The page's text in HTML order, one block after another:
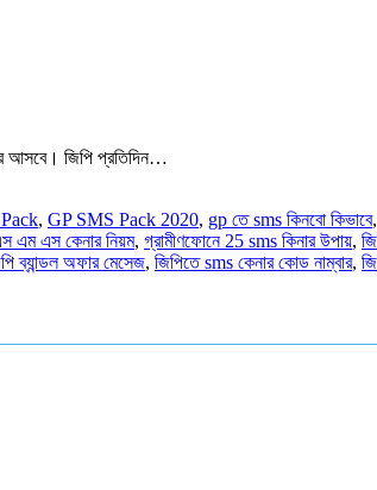
জিপি প্রতিদিন…
, GP SMS Pack 2020, gp তে sms কিনবো কিভাবে,
এম এস কেনার নিয়ম, গ্রামীণফোনে 25 sms কিনার উপায়,
ব্যান্ডল অফার মেসেজ, জিপিতে sms কেনার কোড নাম্বার,